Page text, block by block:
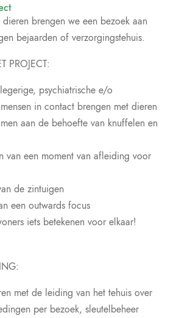
brengen we een bezoek aan
bejaarden of verzorgingstehuis.
PROJECT:
psychiatrische e/o
in contact brengen met dieren
aan de behoefte van knuffelen en
van een moment van afleiding voor
de zintuigen
een outwards focus
iets betekenen voor elkaar!
met de leiding van het tehuis over
per bezoek, sleutelbeheer